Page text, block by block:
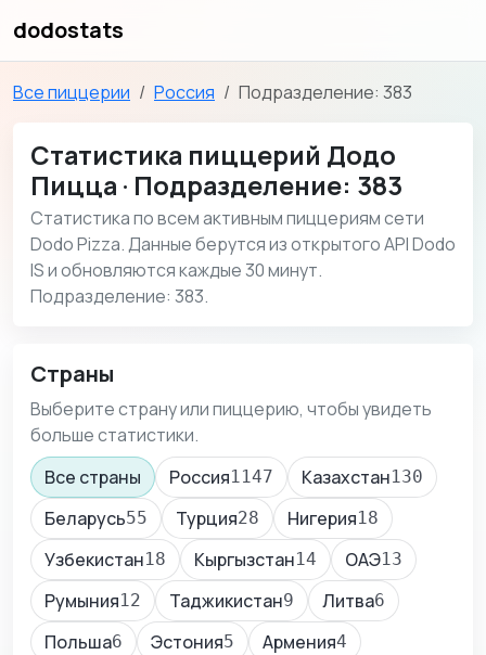
dodostats
Все пиццерии Россия Подразделение: 383
Статистика пиццерий Додо
Пицца · Подразделение: 383
Статистика по всем активным пиццериям сети
Dodo Pizza. Данные берутся из открытого API Dodo
IS и обновляются каждые 30 минут.
Подразделение: 383.
Страны
Выберите страну или пиццерию, чтобы увидеть
больше статистики.
Все страны
Россия1147 Казахстан130
Беларусь55 Турция28 Нигерия18
Узбекистан18 Кыргызстан14 ОАЭ13
Румыния12 Таджикистан9 Литва6
Польша6 Эстония5 Армения4